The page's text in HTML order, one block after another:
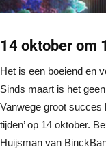
14 oktober om
Het is een boeiend en
Sinds maart is het
Vanwege groot succes
tijden’ op 14 oktober.
Huijsman van